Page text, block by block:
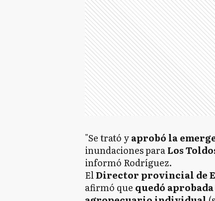
"Se trató yaprobó la
inundaciones paraLos
informó Rodríguez.
ElDirector provincial de
afirmó que quedó